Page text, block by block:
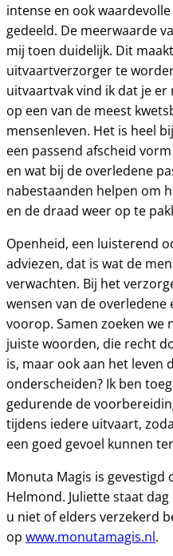
intense en ook
gedeeld. De meerwaarde
mij toen duidelijk. Dit
uitvaartverzorger te
uitvaartvak vind ik dat je
op een van de meest
mensenleven. Het is heel
een passend afscheid
en wat bij de overledene
nabestaanden helpen om
en de draad weer op te
Openheid, een luisterend
adviezen, dat is wat de
verwachten. Bij het
wensen van de
voorop. Samen zoeken we
juiste woorden, die recht
is, maar ook aan het leven
onderscheiden? Ik ben
gedurende de
tijdens iedere uitvaart,
een goed gevoel kunnen
Monuta Magis is gevestigd
Helmond. Juliette staat
u niet of elders verzekerd
op www.monutamagis.nl.